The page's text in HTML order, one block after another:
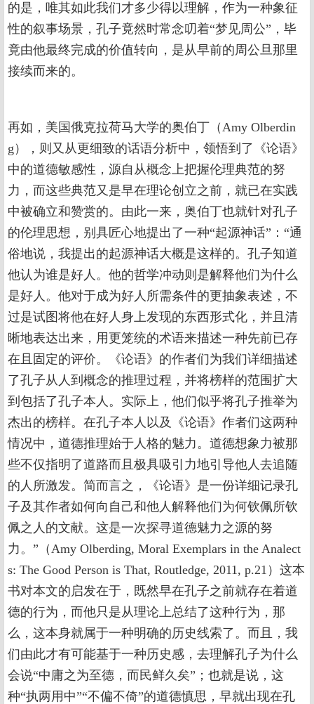
的是，唯其如此我们才多少得以理解，作为一种象征
性的叙事场景，孔子竟然时常念叨着“梦见周公”，毕
竟由他最终完成的价值转向，是从早前的周公旦那里
接续而来的。
再如，美国俄克拉荷马大学的奥伯丁（Amy Olberdin
g），则又从更细致的话语分析中，领悟到了《论语》
中的道德敏感性，源自从概念上把握伦理典范的努
力，而这些典范又是早在理论创立之前，就已在实践
中被确立和赞赏的。由此一来，奥伯丁也就针对孔子
的伦理思想，别具匠心地提出了一种“起源神话”：“通
俗地说，我提出的起源神话大概是这样的。孔子知道
他认为谁是好人。他的哲学冲动则是解释他们为什么
是好人。他对于成为好人所需条件的更抽象表述，不
过是试图将他在好人身上发现的东西形式化，并且清
晰地表达出来，用更笼统的术语来描述一种先前已存
在且固定的评价。《论语》的作者们为我们详细描述
了孔子从人到概念的推理过程，并将榜样的范围扩大
到包括了孔子本人。实际上，他们似乎将孔子推举为
杰出的榜样。在孔子本人以及《论语》作者们这两种
情况中，道德推理始于人格的魅力。道德想象力被那
些不仅指明了道路而且极具吸引力地引导他人去追随
的人所激发。简而言之，《论语》是一份详细记录孔
子及其作者如何向自己和他人解释他们为何钦佩所钦
佩之人的文献。这是一次探寻道德魅力之源的努
力。”（Amy Olberding, Moral Exemplars in the Analect
s: The Good Person is That, Routledge, 2011, p.21）这本
书对本文的启发在于，既然早在孔子之前就存在着道
德的行为，而他只是从理论上总结了这种行为，那
么，这本身就属于一种明确的历史线索了。而且，我
们由此才有可能基于一种历史感，去理解孔子为什么
会说“中庸之为至德，而民鲜久矣”；也就是说，这
种“执两用中”“不偏不倚”的道德慎思，早就出现在孔